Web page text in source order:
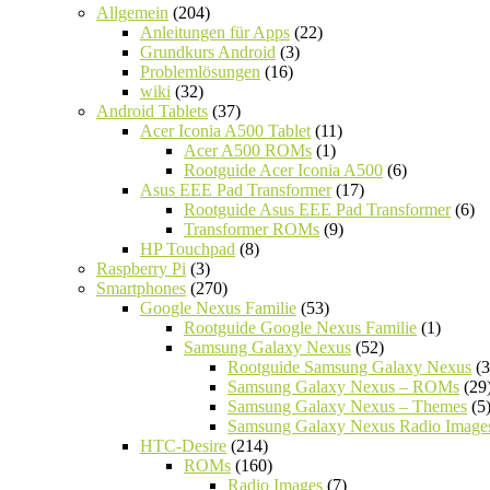
Allgemein (204)
Anleitungen für Apps (22)
Grundkurs Android (3)
Problemlösungen (16)
wiki (32)
Android Tablets (37)
Acer Iconia A500 Tablet (11)
Acer A500 ROMs (1)
Rootguide Acer Iconia A500 (6)
Asus EEE Pad Transformer(17)
Rootguide Asus EEE Pad Transformer(6)
Transformer ROMs (9)
HP Touchpad (8)
Raspberry Pi (3)
Smartphones (270)
Google Nexus Familie (53)
Rootguide Google Nexus Familie (1)
Samsung Galaxy Nexus (52)
Rootguide Samsung Galaxy Nexus
Samsung Galaxy Nexus – ROMs
Samsung Galaxy Nexus – Themes (5)
Samsung Galaxy Nexus Radio
HTC-Desire (214)
ROMs (160)
Radio Images (7)